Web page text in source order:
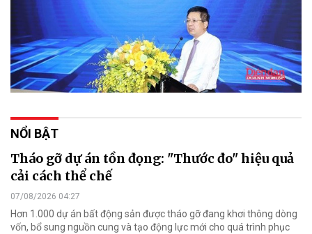
NỔI BẬT
Tháo gỡ dự án tồn đọng: "Thước đo" hiệu quả
cải cách thể chế
07/08/2026 04:27
Hơn 1.000 dự án bất động sản được tháo gỡ đang khơi thông dòng
vốn, bổ sung nguồn cung và tạo động lực mới cho quá trình phục